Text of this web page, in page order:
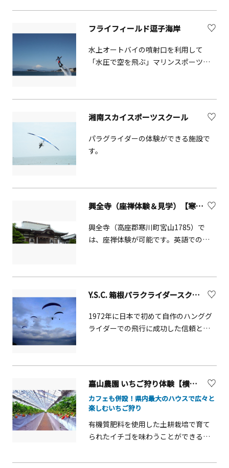
フライフィールド逗子海岸
水上オートバイの噴射口を利用して
「水圧で空を飛ぶ」マリンスポーツア
のロケーションで アクアボードを楽し
めます。※予定はHPでご確認ください
湘南スカイスポーツスクール
パラグライダーの体験ができる施設で
す。
興全寺（座禅体験＆見学）【寒川町】
興全寺（高座郡寒川町宮山1785）で
は、座禅体験が可能です。英語での対
には相模子安地蔵尊、とんがらし地蔵
（別名いぼとり地蔵）、町指定重要文
化財である宝篋印塔などがあります。
Y.S.C. 箱根パラクライダースクール
1972年に日本で初めて自作のハンググ
ライダーでの飛行に成功した信頼と実
イヤーの指導と育成に携わってきまし
た。
嘉山農園 いちご狩り体験【横須賀市】
カフェも併設！県内最大のハウスで広々と
楽しむいちご狩り
有機質肥料を使用した土耕栽培で育て
られたイチゴを味わうことができる農
コクのある甘味とさわやかな酸味を与